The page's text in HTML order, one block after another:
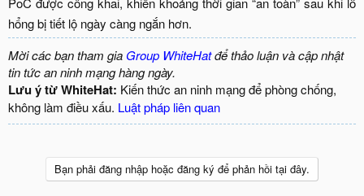
hổng bị tiết lộ ngày càng ngắn hơn.​
Mời các bạn tham gia Group WhiteHatđể thảo luận và cập nhật
tin tức an ninh mạng hàng ngày.
Lưu ý từ WhiteHat: Kiến thức an ninh mạng để phòng chống,
không làm điều xấu. Luật pháp liên quan
Bạn phải đăng nhập hoặc đăng ký để phản hồi tại đây.